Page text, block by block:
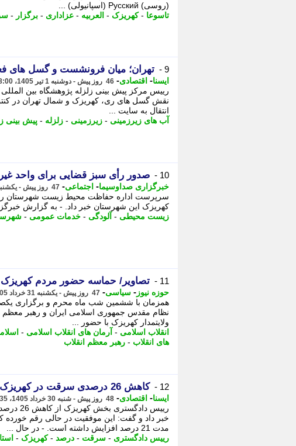
(روسی) Русский (اسپانیولی) ...
تاسوعا -کهریزک - العربیه - عزاداری - برگزار -
9 - تهران؛ میان فرونشست و گسل های
ایسنا- اقتصادی- 46 روز پیش - دوشنبه 1 تیر 1405، 08:00
رییس مرکز پیش بینی زلزله پژوهشگاه بین
نقش گسل های ری، کهریزک و شمال تهران در
اﻧﺘﻘﺎل ﺑﻪ ﺳﺎﯾﺖ ...
آب های زیرزمینی - زیرزمینی - زلزله - پیش بینی
10 - صدور رأی سبز قضایی برای واحد
خبرگزاری صداوسیما- اجتماعی- 47 روز پیش - یکشنبه 31 خرداد 1405، 14:30
سرپرست اداره حفاظت محیط زیست شهرستان ری
کهریزک این شهرستان خبر داد. - به گزارش
زیست محیطی - آلودگی - خدمات عمومی -
11 - تصاویر/ حماسه حضور مردم
حوزه نیوز - سیاسی- 47 روز پیش - یکشنبه 31 خرداد 1405، 09:17
همزمان با ششمین شب ماه محرم و برگزاری
نظام مقدس جمهوری اسلامی ایران و رهبر معظم
ولایتمدار کهریزک با حضور ...
انقلاب اسلامی - آرمان های انقلاب اسلامی -
های انقلاب - رهبر معظم انقلاب
12 - کاهش 26 درصدی سرقت در کهریزک با اجرای برنامه های پیشگیرانه
ایسنا- اقتصادی- 48 روز پیش - شنبه 30 خرداد 1405، 12:35
رییس
خبر داد و گفت: این موفقیت در حالی رقم
مدت 21 درصد افزایش داشته است. - در ﺣﺎل ...
رییس دادگستری - سرقت - درصد -کهریزک -